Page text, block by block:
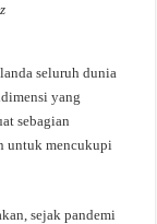
seluruh dunia
yang
sebagian
untuk mencukupi
sejak pandemi